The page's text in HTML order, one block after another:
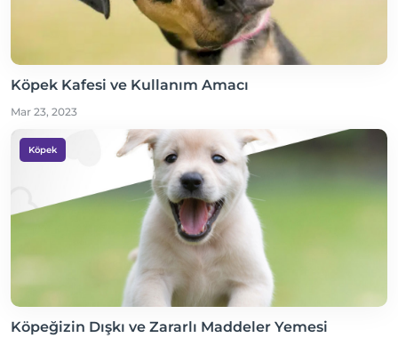
Köpek Kafesi ve Kullanım Amacı
Mar 23, 2023
Köpek
Köpeğizin Dışkı ve Zararlı Maddeler Yemesi